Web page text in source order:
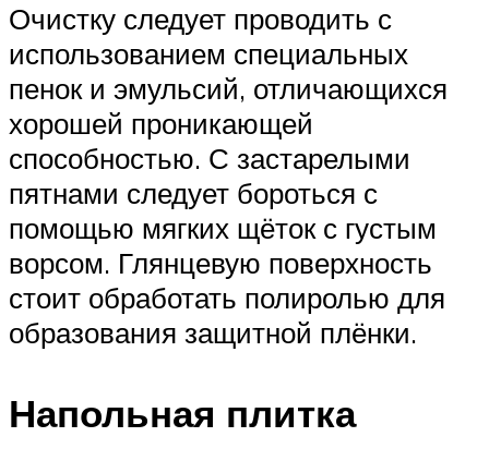
Очистку следует проводить с
использованием специальных
пенок и эмульсий, отличающихся
хорошей проникающей
способностью. С застарелыми
пятнами следует бороться с
помощью мягких щёток с густым
ворсом. Глянцевую поверхность
стоит обработать полиролью для
образования защитной плёнки.
Напольная плитка